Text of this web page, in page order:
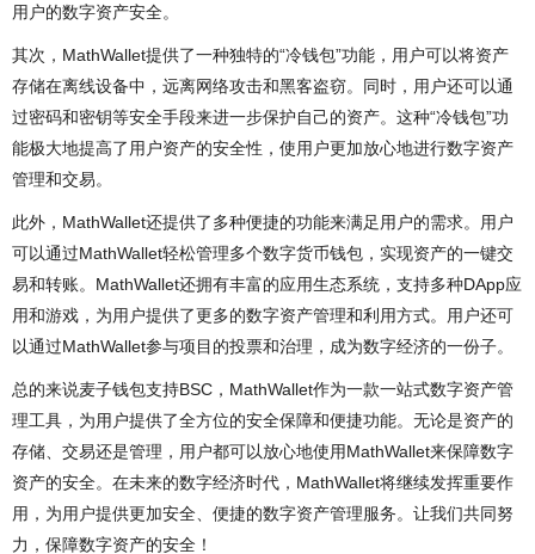
用户的数字资产安全。
其次，MathWallet提供了一种独特的“冷钱包”功能，用户可以将资产
存储在离线设备中，远离网络攻击和黑客盗窃。同时，用户还可以通
过密码和密钥等安全手段来进一步保护自己的资产。这种“冷钱包”功
能极大地提高了用户资产的安全性，使用户更加放心地进行数字资产
管理和交易。
此外，MathWallet还提供了多种便捷的功能来满足用户的需求。用户
可以通过MathWallet轻松管理多个数字货币钱包，实现资产的一键交
易和转账。MathWallet还拥有丰富的应用生态系统，支持多种DApp应
用和游戏，为用户提供了更多的数字资产管理和利用方式。用户还可
以通过MathWallet参与项目的投票和治理，成为数字经济的一份子。
总的来说麦子钱包支持BSC，MathWallet作为一款一站式数字资产管
理工具，为用户提供了全方位的安全保障和便捷功能。无论是资产的
存储、交易还是管理，用户都可以放心地使用MathWallet来保障数字
资产的安全。在未来的数字经济时代，MathWallet将继续发挥重要作
用，为用户提供更加安全、便捷的数字资产管理服务。让我们共同努
力，保障数字资产的安全！